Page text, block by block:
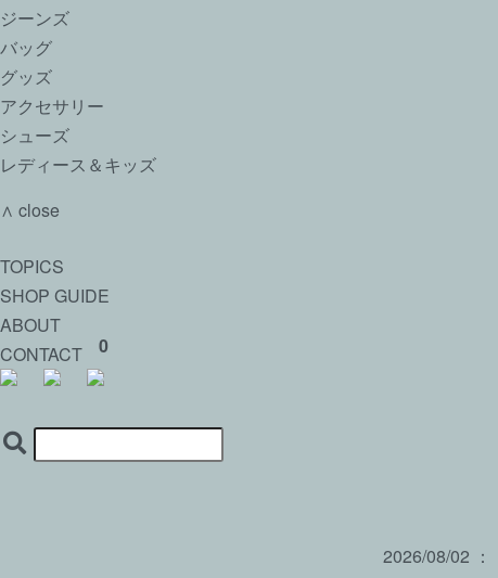
ジーンズ
バッグ
グッズ
アクセサリー
シューズ
レディース＆キッズ
∧ close
TOPICS
SHOP GUIDE
ABOUT
CONTACT
0
2026/08/02 ：